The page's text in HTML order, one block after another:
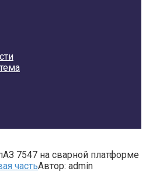
7547 на сварной платформе
частьАвтор: admin